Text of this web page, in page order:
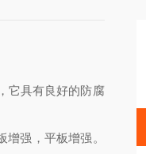
它具有良好的防腐
强，平板增强。